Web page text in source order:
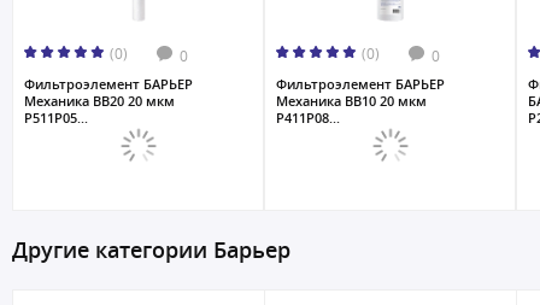
(0) 0
Фильтроэлемент БАРЬЕР
Механика ВВ20 20 мкм
Р511Р05...
(0) 0
Фильтроэлемент БАРЬЕР
Механика ВВ10 20 мкм
Р411Р08...
Другие категории Барьер